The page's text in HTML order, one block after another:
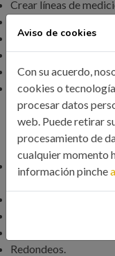
Crear líneas de
Insertar subtotales.
Igual medición.
Importar mediciones
Uso de Porcentajes
TEMA 6. CÓMO
Añadir agentes de la
obra y constructor.
Anotar un precio
Ajustar el
Redondeos.
Aviso de cookies
Con su acuerdo,
cookies o
procesar datos
web. Puede retirar
procesamiento de
cualquier momento
información pinche